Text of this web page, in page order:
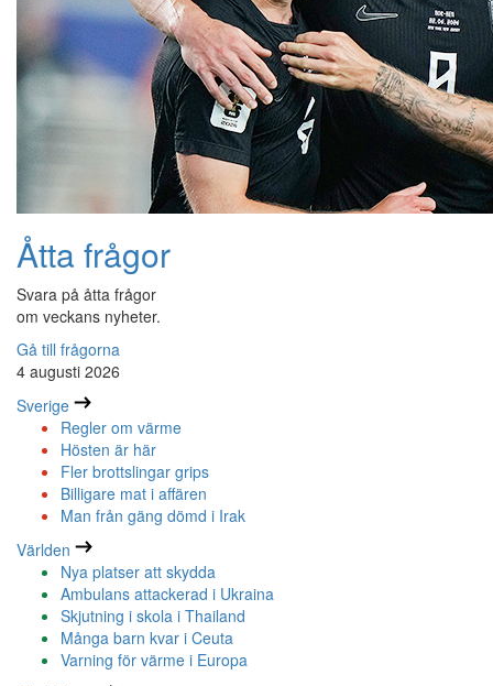
Åtta frågor
Svara på åtta frågor
om veckans nyheter.
Gå till frågorna
4 augusti 2026
Sverige
Regler om värme
Hösten är här
Fler brottslingar grips
Billigare mat i affären
Man från gäng dömd i Irak
Världen
Nya platser att skydda
Ambulans attackerad i Ukraina
Skjutning i skola i Thailand
Många barn kvar i Ceuta
Varning för värme i Europa